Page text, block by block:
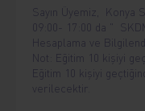
Sayın Üyemiz, Konya
09:00- 17:00 da "
Hesaplama ve
Not: Eğitim 10 kişiyi
Eğitim 10 kişiyi
verilecektir.